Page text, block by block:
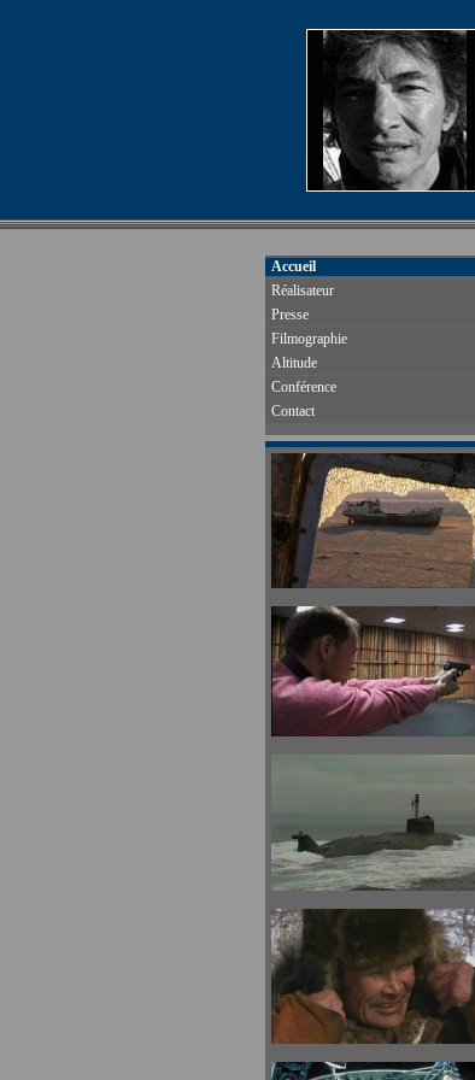
Accueil
Réalisateur
Presse
Filmographie
Altitude
Conférence
Contact